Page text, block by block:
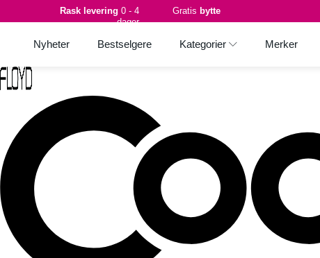
Rask levering 0 - 4
dager
Gratis bytte
Nyheter Bestselgere Kategorier Merker